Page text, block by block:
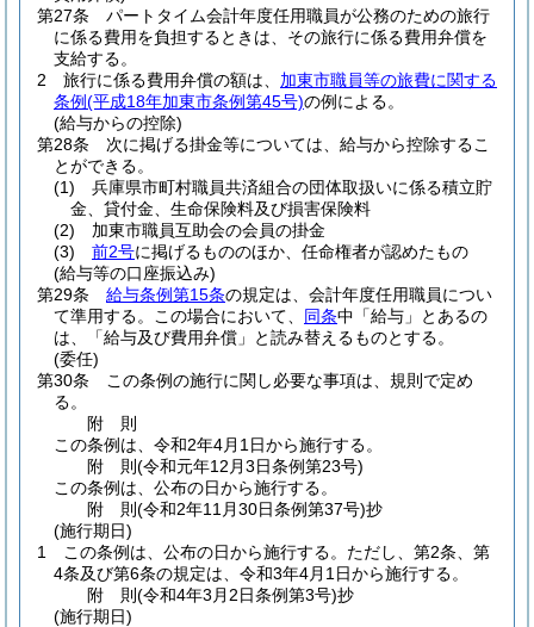
第27条
パートタイム会計年度任用職員が公務のための旅行
に係る費用を負担するときは、その旅行に係る費用弁償を
支給する。
2
旅行に係る費用弁償の額は、 加東市職員等の旅費に関する
条例(平成18年加東市条例第45号)の例による。
(給与からの控除)
第28条
次に掲げる掛金等については、給与から控除するこ
とができる。
(1)
兵庫県市町村職員共済組合の団体取扱いに係る積立貯
金、貸付金、生命保険料及び損害保険料
(2)
加東市職員互助会の会員の掛金
(3)
前2号に掲げるもののほか、任命権者が認めたもの
(給与等の口座振込み)
第29条
給与条例第15条の規定は、会計年度任用職員につい
て準用する。
この場合において、 同条中「給与」とあるの
は、「給与及び費用弁償」と読み替えるものとする。
(委任)
第30条
この条例の施行に関し必要な事項は、規則で定め
る。
附 則
この条例は、令和2年4月1日から施行する。
附 則(令和元年12月3日条例第23号)
この条例は、公布の日から施行する。
附 則(令和2年11月30日条例第37号)抄
(施行期日)
1
この条例は、公布の日から施行する。 ただし、第2条、第
4条及び第6条の規定は、令和3年4月1日から施行する。
附 則(令和4年3月2日条例第3号)抄
(施行期日)